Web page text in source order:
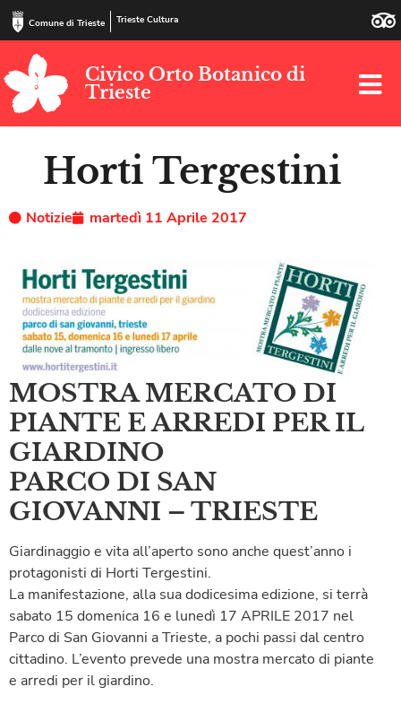
Comune di Trieste Trieste Cultura
Civico Orto Botanico di
Trieste
Horti Tergestini
Notizie martedì 11 Aprile 2017
MOSTRA MERCATO DI
PIANTE E ARREDI PER IL
GIARDINO
PARCO DI SAN
GIOVANNI – TRIESTE
Giardinaggio e vita all’aperto sono anche quest’anno i
protagonisti di Horti Tergestini.
La manifestazione, alla sua dodicesima edizione, si terrà
sabato 15 domenica 16 e lunedì 17 APRILE 2017 nel
Parco di San Giovanni a Trieste, a pochi passi dal centro
cittadino. L’evento prevede una mostra mercato di piante
e arredi per il giardino.